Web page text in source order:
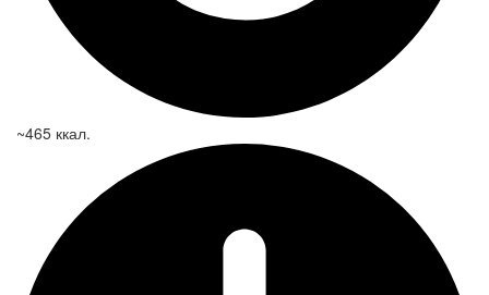
~465 ккал.